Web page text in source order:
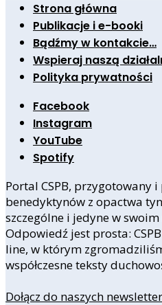
Strona główna
Publikacje i e-booki
Bądźmy w kontakcie…
Wspieraj naszą
Polityka prywatności
Facebook
Instagram
YouTube
Spotify
Portal CSPB, przygotowany
benedyktynów z opactwa
szczególne i jedyne w
Odpowiedź jest prosta:
line, w którym
współczesne teksty
Dołącz do naszych